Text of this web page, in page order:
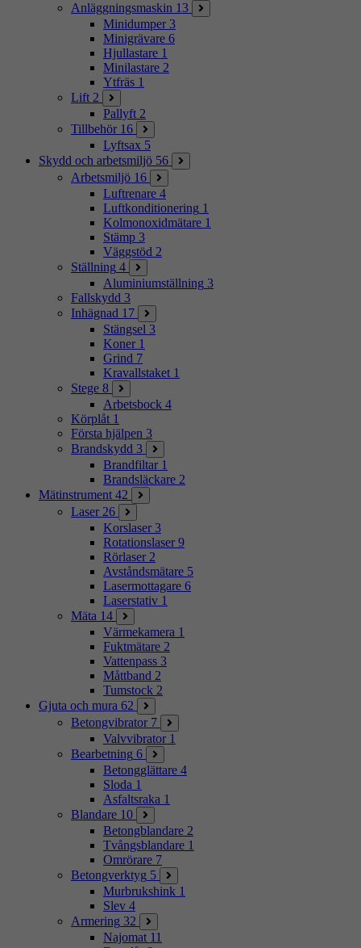
Anläggningsmaskin 13
Minidumper 3
Minigrävare 6
Hjullastare 1
Minilastare 2
Ytfräs 1
Lift 2
Pallyft 2
Tillbehör 16
Lyftsax 5
Skydd och arbetsmiljö 56
Arbetsmiljö 16
Luftrenare 4
Luftkonditionering 1
Kolmonoxidmätare 1
Stämp 3
Väggstöd 2
Ställning 4
Aluminiumställning 3
Fallskydd 3
Inhägnad 17
Stängsel 3
Koner 1
Grind 7
Kravallstaket 1
Stege 8
Arbetsbock 4
Körplåt 1
Första hjälpen 3
Brandskydd 3
Brandfiltar 1
Brandsläckare 2
Mätinstrument 42
Laser 26
Korslaser 3
Rotationslaser 9
Rörlaser 2
Avståndsmätare 5
Lasermottagare 6
Laserstativ 1
Mäta 14
Värmekamera 1
Fuktmätare 2
Vattenpass 3
Måttband 2
Tumstock 2
Gjuta och mura 62
Betongvibrator 7
Valvvibrator 1
Bearbetning 6
Betongglättare 4
Sloda 1
Asfaltsraka 1
Blandare 10
Betongblandare 2
Tvångsblandare 1
Omrörare 7
Betongverktyg 5
Murbrukshink 1
Slev 4
Armering 32
Najomat 11